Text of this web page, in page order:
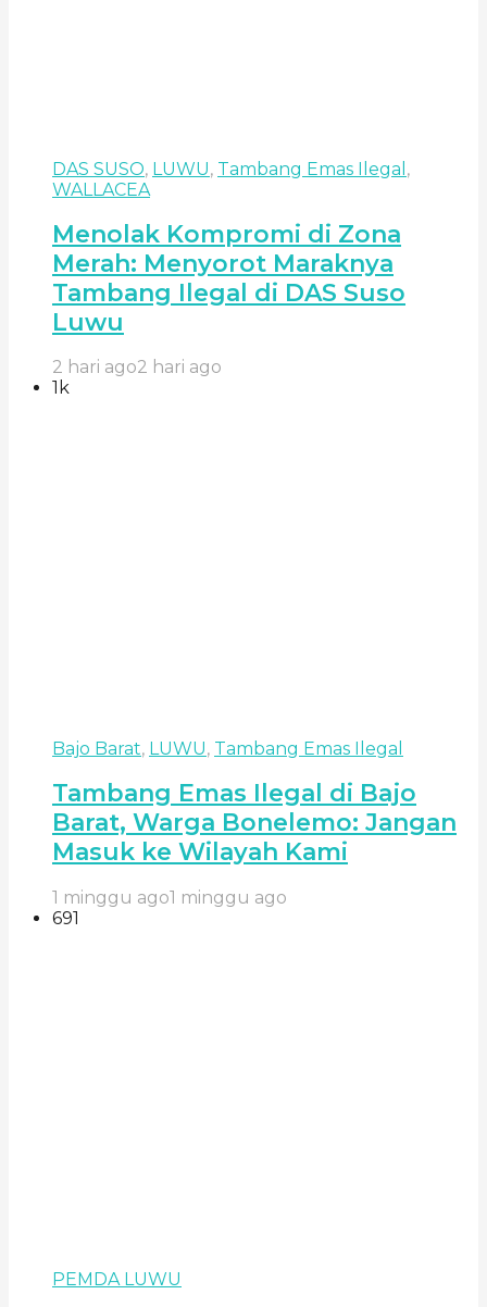
DAS SUSO, LUWU, Tambang Emas Ilegal ,
WALLACEA
Menolak Kompromi di Zona
Merah: Menyorot Maraknya
Tambang Ilegal di DAS Suso
Luwu
2 hari ago2 hari ago
1k
Bajo Barat, LUWU, Tambang Emas Ilegal
Tambang Emas Ilegal di Bajo
Barat, Warga Bonelemo: Jangan
Masuk ke Wilayah Kami
1 minggu ago1 minggu ago
691
PEMDA LUWU